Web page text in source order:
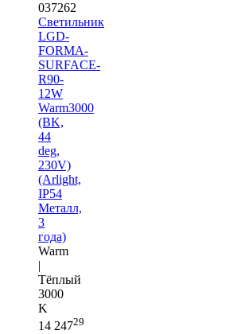
037262
Светильник
LGD-
FORMA-
SURFACE-
R90-
12W
Warm3000
(BK,
44
deg,
230V)
(Arlight,
IP54
Металл,
3
года)
Warm
|
Тёплый
3000
K
14 24729